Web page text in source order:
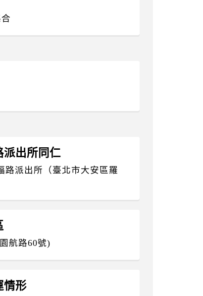
派出所同仁
路派出所（臺北市大安區羅
航路60號)
情形